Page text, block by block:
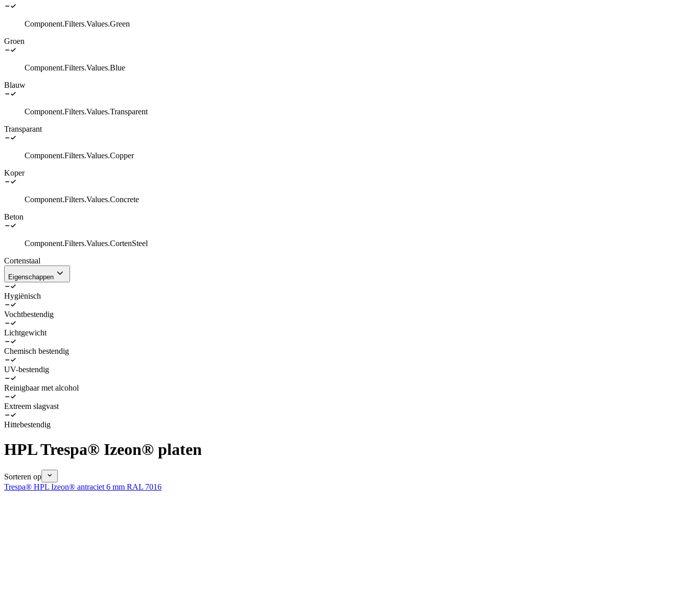
Component.Filters.Values.Green
Groen
Component.Filters.Values.Blue
Blauw
Component.Filters.Values.Transparent
Transparant
Component.Filters.Values.Copper
Koper
Component.Filters.Values.Concrete
Beton
Component.Filters.Values.CortenSteel
Cortenstaal
Eigenschappen
Hygiënisch
Vochtbestendig
Lichtgewicht
Chemisch bestendig
UV-bestendig
Reinigbaar met alcohol
Extreem slagvast
Hittebestendig
HPL Trespa® Izeon® platen
Sorteren op
Trespa® HPL Izeon® antraciet 6 mm RAL 7016